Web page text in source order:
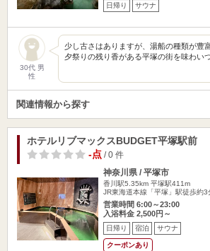
日帰り サウナ
30代 男
性
少し古さはありますが、湯船の種類が豊
夕祭りの残り香がある平塚の街を味わい
関連情報から探す
ホテルリブマックスBUDGET平塚駅前
-点/ 0 件
神奈川県 / 平塚市
香川駅5.35km 平塚駅411m
JR東海道本線「平塚」駅徒歩約3
営業時間 6:00～23:00
入浴料金 2,500円～
日帰り 宿泊 サウナ
クーポンあり